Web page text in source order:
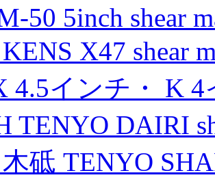
50 5inch shear
X47 shear
4.5インチ・ K
TENYO DAIRI
砥 TENYO